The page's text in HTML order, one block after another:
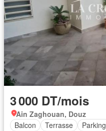
3 000 DT/mois
Ain Zaghouan, Douz
Balcon
Terrasse Parking